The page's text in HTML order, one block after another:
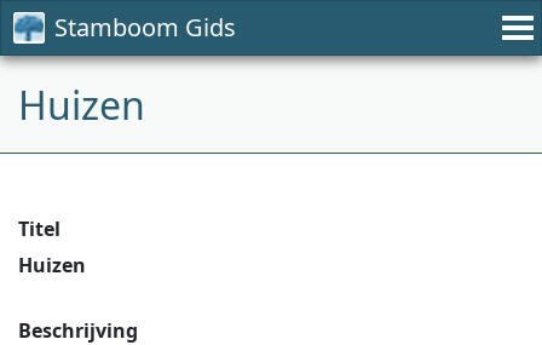
Stamboom Gids
Huizen
Titel
Huizen
Beschrijving